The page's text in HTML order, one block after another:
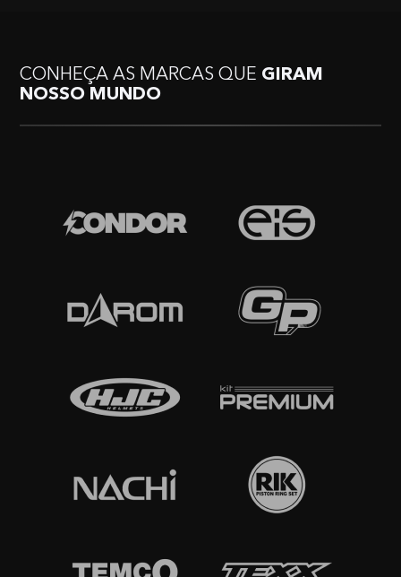
CONHEÇA AS MARCAS QUE GIRAM
NOSSO MUNDO